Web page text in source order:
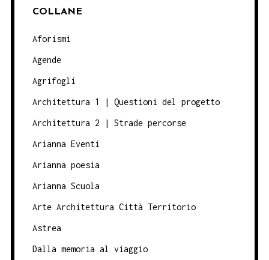
COLLANE
Aforismi
Agende
Agrifogli
Architettura 1 | Questioni del progetto
Architettura 2 | Strade percorse
Arianna Eventi
Arianna poesia
Arianna Scuola
Arte Architettura Città Territorio
Astrea
Dalla memoria al viaggio